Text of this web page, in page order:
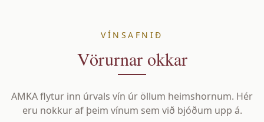
VÍNSAFNIÐ
Vörurnar okkar
AMKA flytur inn úrvals vín úr öllum heimshornum. Hér
eru nokkur af þeim vínum sem við bjóðum upp á.